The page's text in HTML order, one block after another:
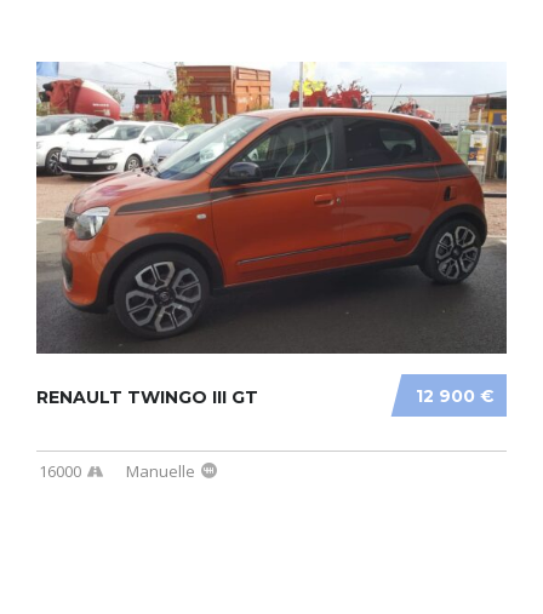
12 900 €
RENAULT TWINGO III GT
16000 Manuelle